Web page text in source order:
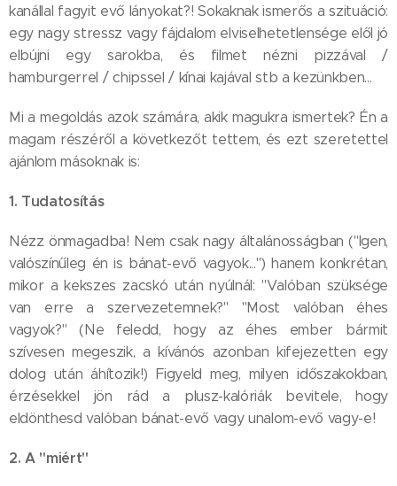
kanállal fagyit evő lányokat?! Sokaknak ismerős a szituáció:
egy nagy stressz vagy fájdalom elviselhetetlensége elől jó
elbújni egy sarokba, és filmet nézni pizzával /
hamburgerrel / chipssel / kínai kajával stb a kezünkben...
Mi a megoldás azok számára, akik magukra ismertek? Én a
magam részéről a következőt tettem, és ezt szeretettel
ajánlom másoknak is:
1. Tudatosítás
Nézz önmagadba! Nem csak nagy általánosságban ("Igen,
valószínűleg én is bánat-evő vagyok...") hanem konkrétan,
mikor a kekszes zacskó után nyúlnál: "Valóban szüksége
van erre a szervezetemnek?" "Most valóban éhes
vagyok?" (Ne feledd, hogy az éhes ember bármit
szívesen megeszik, a kívánós azonban kifejezetten egy
dolog után áhítozik!) Figyeld meg, milyen időszakokban,
érzésekkel jön rád a plusz-kalóriák bevitele, hogy
eldönthesd valóban bánat-evő vagy unalom-evő vagy-e!
2. A "miért"